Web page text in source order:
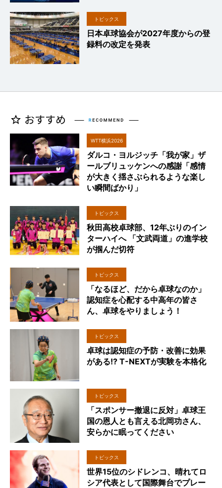
トピックス
日本卓球協会が2027年度からの登
録料の改定を発表
WTT横浜2026
ダルコ・ヨルジッチ「我が家」ザ
ールブリュッケンへの感謝「感情
が大きく揺さぶられるような楽し
い瞬間ばかり」
トピックス
秋田高校卓球部、12年ぶりのイン
ターハイへ 「文武両道」の進学校
が掴んだ切符
トピックス
「なるほど、だから卓球なのか」
認知症を心配する中高年の皆さ
ん、卓球をやりましょう！
トピックス
卓球は認知症の予防・改善に効果
がある!? T-NEXTが実験を本格化
トピックス
「スポンサー撤退に反対」卓球王
国の恩人とも言える北岡功さん、
安らかに眠ってください
トピックス
世界15位のシドレンコ、晴れてロ
シア代表として国際舞台でプレー